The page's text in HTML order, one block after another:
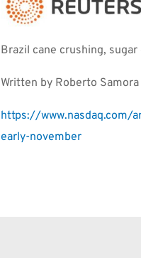
Brazil cane crushing,
Written by Roberto
https://www.nasdaq.com/
early-november